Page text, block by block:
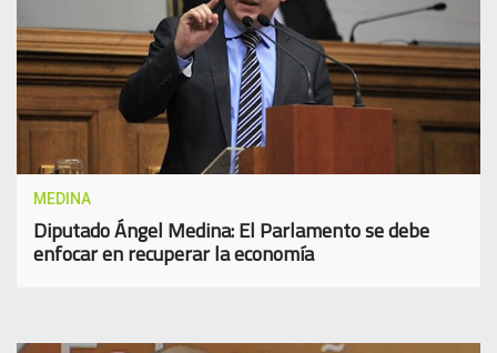
MEDINA
Diputado Ángel Medina: El Parlamento se debe
enfocar en recuperar la economía